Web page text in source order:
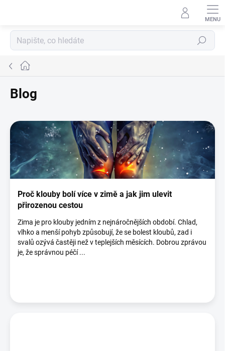
Hledat
Domů
Blog
V
ý
p
i
s
č
Proč klouby bolí více v zimě a jak jim ulevit
přirozenou cestou
Zima je pro klouby jedním z nejnáročnějších období. Chlad,
vlhko a menší pohyb způsobují, že se bolest kloubů, zad i
svalů ozývá častěji než v teplejších měsících. Dobrou zprávou
je, že správnou péčí ...